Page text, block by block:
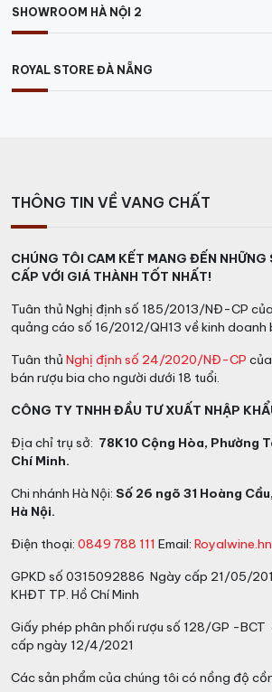
Màu sắc:
Chai vang này có màu đỏ
Rượu vang Ý
hợp hai cá tính khác biệt. Như mọi
“Merlot đằm thắm, mượt mà cũng
Malvasia Nera trẻ trung và sôi nổi”.
đem đến hương vị đặc trưng là chát,
dàng khá rõ. Lan tỏa hương vị trái
dâu tây) cùng hương vị của mận và
Kết hợp với đồ ăn : Phù hợp với các
nướng, thịt đỏ…
– 18 độ C.
hotline: 0931305789Hoặc đến
địa chỉ:
Tại Hà Nội:E3B, Ecohome 1, P.
Liêm
SHOWROOM HÀ NỘI 2
ROYAL STORE ĐÀ NẴNG
THÔNG TIN VỀ VANG CHẤT
CHÚNG TÔI CAM KẾT MANG ĐẾN NHỮNG
CẤP VỚI GIÁ THÀNH TỐT NHẤT!
Tuân thủ Nghị định số 185/2013/NĐ-CP
quảng cáo số 16/2012/QH13 về kinh doanh
Tuân thủ Nghị định số 24/2020/NĐ-CP
bán rượu bia cho người dưới 18 tuổi.
CÔNG TY TNHH ĐẦU TƯ XUẤT NHẬP
Địa chỉ trụ sở: 78K10 Cộng Hòa, Phường
Chí Minh.
Chi nhánh Hà Nội: Số 26 ngõ 31 Hoàng
Hà Nội.
Điện thoại: 0849 788 111 Email:
GPKD số 0315092886 Ngày cấp 21/05/
KHĐT TP. Hồ Chí Minh
Giấy phép phân phối rượu số 128/GP -
cấp ngày 12/4/2021
Các sản phẩm của chúng tôi có nồng độ